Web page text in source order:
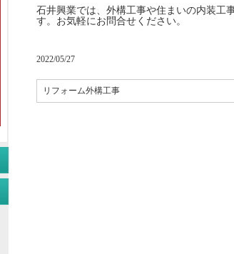
石井興業では、外構工事や住まいの内装工
す。お気軽にお問合せください。
2022/05/27
リフォーム外構工事